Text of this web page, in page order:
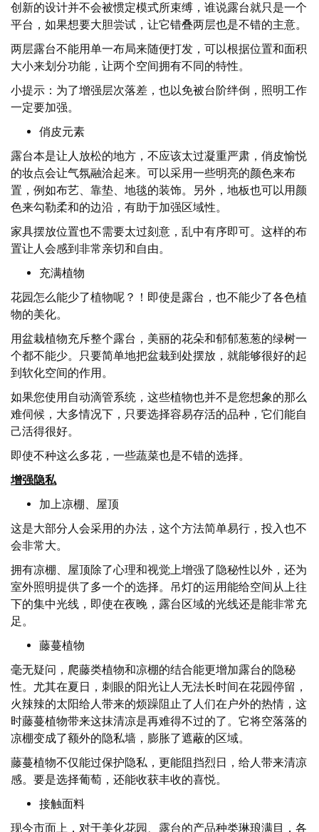
创新的设计并不会被惯定模式所束缚，谁说露台就只是一个
平台，如果想要大胆尝试，让它错叠两层也是不错的主意。
两层露台不能用单一布局来随便打发，可以根据位置和面积
大小来划分功能，让两个空间拥有不同的特性。
小提示：为了增强层次落差，也以免被台阶绊倒，照明工作
一定要加强。
俏皮元素
露台本是让人放松的地方，不应该太过凝重严肃，俏皮愉悦
的妆点会让气氛融洽起来。可以采用一些明亮的颜色来布
置，例如布艺、靠垫、地毯的装饰。另外，地板也可以用颜
色来勾勒柔和的边沿，有助于加强区域性。
家具摆放位置也不需要太过刻意，乱中有序即可。这样的布
置让人会感到非常亲切和自由。
充满植物
花园怎么能少了植物呢？！即使是露台，也不能少了各色植
物的美化。
用盆栽植物充斥整个露台，美丽的花朵和郁郁葱葱的绿树一
个都不能少。只要简单地把盆栽到处摆放，就能够很好的起
到软化空间的作用。
如果您使用自动滴管系统，这些植物也并不是您想象的那么
难伺候，大多情况下，只要选择容易存活的品种，它们能自
己活得很好。
即使不种这么多花，一些蔬菜也是不错的选择。
增强隐私
加上凉棚、屋顶
这是大部分人会采用的办法，这个方法简单易行，投入也不
会非常大。
拥有凉棚、屋顶除了心理和视觉上增强了隐秘性以外，还为
室外照明提供了多一个的选择。吊灯的运用能给空间从上往
下的集中光线，即使在夜晚，露台区域的光线还是能非常充
足。
藤蔓植物
毫无疑问，爬藤类植物和凉棚的结合能更增加露台的隐秘
性。尤其在夏日，刺眼的阳光让人无法长时间在花园停留，
火辣辣的太阳给人带来的烦躁阻止了人们在户外的热情，这
时藤蔓植物带来这抹清凉是再难得不过的了。它将空落落的
凉棚变成了额外的隐私墙，膨胀了遮蔽的区域。
藤蔓植物不仅能过保护隐私，更能阻挡烈日，给人带来清凉
感。要是选择葡萄，还能收获丰收的喜悦。
接触面料
现今市面上，对于美化花园、露台的产品种类琳琅满目，各